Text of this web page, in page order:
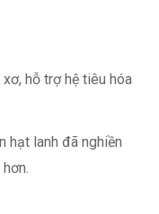
hỗ trợ hệ tiêu hóa
hạt lanh đã nghiền